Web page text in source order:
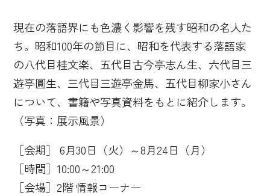
現在の落語界にも色濃く影響を残す昭和の名人た
ち。昭和100年の節目に、昭和を代表する落語家
の八代目桂文楽、五代目古今亭志ん生、六代目三
遊亭圓生、三代目三遊亭金馬、五代目柳家小さん
について、書籍や写真資料をもとに紹介します。
（写真：展示風景）
［会期］ 6月30日（火）～8月24日（月）
［時間］10:00～21:00
［会場］2階 情報コーナー